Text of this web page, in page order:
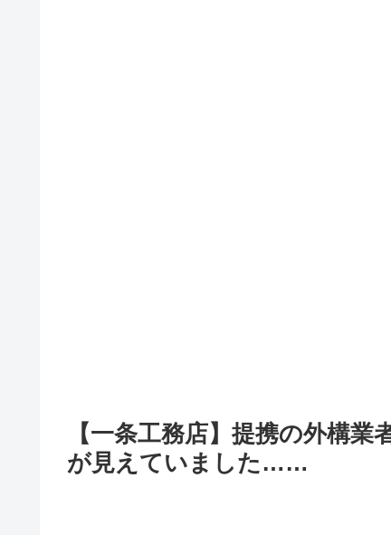
【一条工務店】提携の外構
が見えていました……